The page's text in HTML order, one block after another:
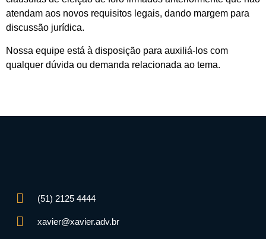
atendam aos novos requisitos legais, dando margem para
discussão jurídica.
Nossa equipe está à disposição para auxiliá-los com
qualquer dúvida ou demanda relacionada ao tema.
(51) 2125 4444
xavier@xavier.adv.br